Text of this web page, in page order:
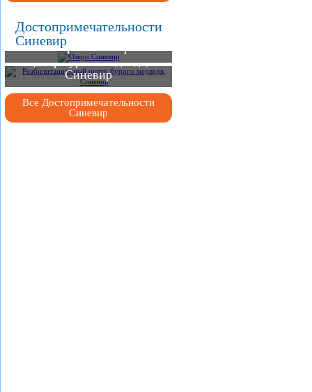
Достопримечательности
СиневирОзеро Синевир
Реабилитационный
центр бурого медведя,
Синевир
Все Достопримечательности
Синевир